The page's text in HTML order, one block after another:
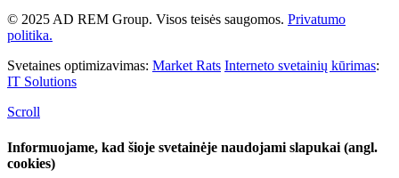
© 2025 AD REM Group. Visos teisės saugomos. Privatumo
politika.
Svetaines optimizavimas: Market Rats Interneto svetainių kūrimas:
IT Solutions
Scroll
Informuojame, kad šioje svetainėje naudojami slapukai (angl.
cookies)